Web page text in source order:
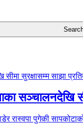
सञ्चालनदेखि